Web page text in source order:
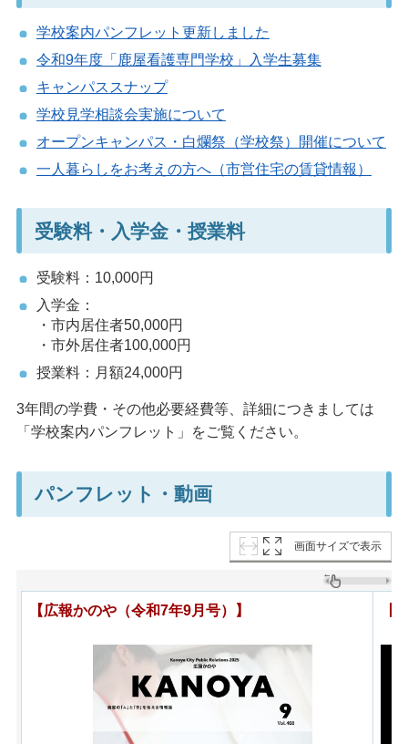
学校案内パンフレット更新しました
令和9年度「鹿屋看護専門学校」入学生募集
キャンパススナップ
学校見学相談会実施について
オープンキャンパス・白爛祭（学校祭）開催について
一人暮らしをお考えの方へ（市営住宅の賃貸情報）
受験料・入学金・授業料
受験料：10,000円
入学金：
・市内居住者50,000円
・市外居住者100,000円
授業料：月額24,000円
3年間の学費・その他必要経費等、詳細につきましては
「学校案内パンフレット」をご覧ください。
パンフレット・動画
画面サイズで表示
【広報かのや（令和7年9月号）】